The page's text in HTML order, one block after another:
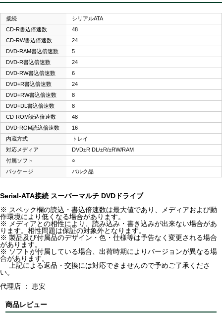
接続
シリアルATA
CD-R書込倍速数
48
CD-RW書込倍速数
24
DVD-RAM書込倍速数
5
DVD-R書込倍速数
24
DVD-RW書込倍速数
6
DVD+R書込倍速数
24
DVD+RW書込倍速数
8
DVD+DL書込倍速数
8
CD-ROM読込倍速数
48
DVD-ROM読込倍速数
16
内蔵方式
トレイ
対応メディア
DVD±R DL/±R/±RW/RAM
付属ソフト
○
パッケージ
バルク品
Serial-ATA接続 スーパーマルチ DVDドライブ
※ スペック欄の読込・書込倍速数は最大値であり、メディアおよび動
作環境により低くなる場合があります。
※ メディアとの相性により、読み込み・書き込みが出来ない場合があ
ります。相性問題は保証の対象外となります。
※ 製品及び付属品のデザイン・色・仕様等は予告なく変更される場合
があります。
※ ソフトが付属している場合、出荷時期によりバージョンが異なる場
合があります。
上記による返品・交換には対応できませんので予めご了承くださ
い。
代理店 ： 恵安
商品レビュー